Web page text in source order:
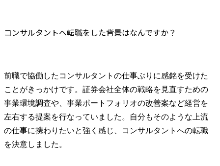
コンサルタントへ転職をした背景はなんですか？
前職で協働したコンサルタントの仕事ぶりに感銘を受けた
ことがきっかけです。証券会社全体の戦略を見直すための
事業環境調査や、事業ポートフォリオの改善案など経営を
左右する提案を行なっていました。自分もそのような上流
の仕事に携わりたいと強く感じ、コンサルタントへの転職
を決意しました。